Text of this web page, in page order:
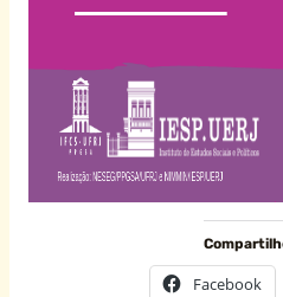
Facebook